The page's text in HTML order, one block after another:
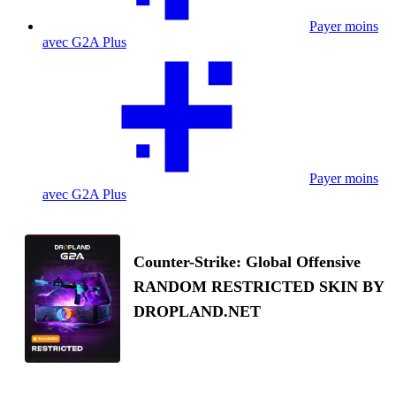
Payer moins
avec G2A Plus
Payer moins
avec G2A Plus
Counter-Strike: Global Offensive
RANDOM RESTRICTED SKIN BY
DROPLAND.NET